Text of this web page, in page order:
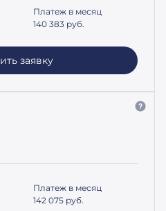
Платеж в месяц
140 383 руб.
заявку
Платеж в месяц
142 075 руб.